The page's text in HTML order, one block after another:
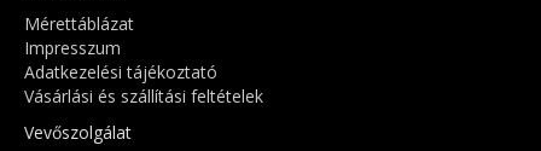
Mérettáblázat
Impresszum
Adatkezelési tájékoztató
Vásárlási és szállítási feltételek
Vevőszolgálat